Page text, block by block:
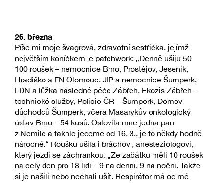
26. března
Píše mi moje švagrová, zdravotní sestřička, jejímž
největším koníčkem je patchwork: „Denně ušiju 50–
100 roušek – nemocnice Brno, Prostějov, Jeseník,
Hradiško a FN Olomouc, JIP a nemocnice Šumperk,
LDN a lůžka následné péče Zábřeh, Ekozis Zábřeh –
technické služby, Policie ČR – Šumperk, Domov
důchodců Šumperk, včera Masarykův onkologický
ústav Brno – 54 kusů. Oslovila mne jedna paní
z Nemile a takhle jedeme od 16. 3., je to někdy hodně
náročné.“ Roušku ušila i bráchovi, anesteziologovi,
který jezdí se záchrankou. „Ze začátku měli 10 roušek
na celý den pro 18 lidí – 9 na denní, 9 na noční. Takže
si je našili nebo nechali ušít. Respirátor má od mé